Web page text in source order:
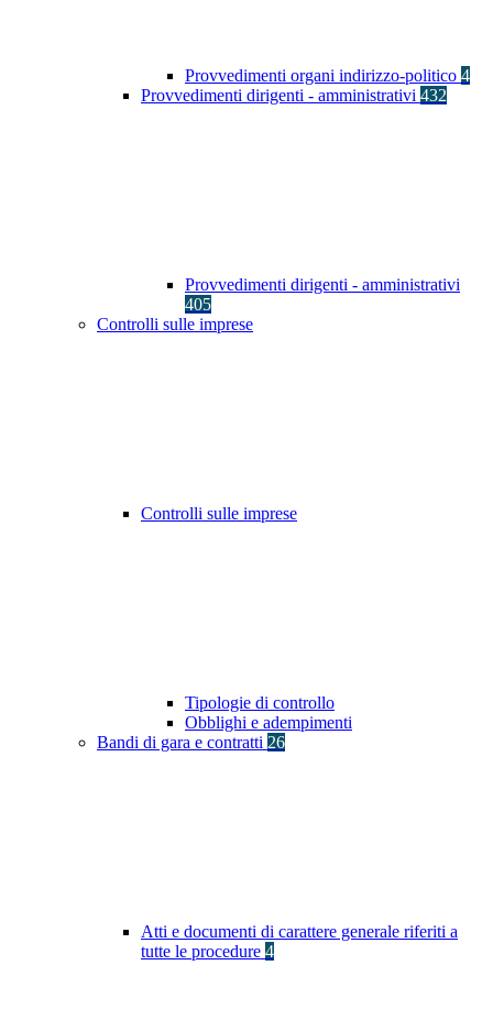
Provvedimenti organi indirizzo-politico 4
Provvedimenti dirigenti - amministrativi 432
Provvedimenti dirigenti - amministrativi
405
Controlli sulle imprese
Controlli sulle imprese
Tipologie di controllo
Obblighi e adempimenti
Bandi di gara e contratti 26
Atti e documenti di carattere generale riferiti a
tutte le procedure 4